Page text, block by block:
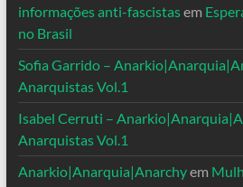
informações anti-fascistasem
no Brasil
Sofia Garrido –
Anarquistas Vol.1
Isabel Cerruti –
Anarquistas Vol.1
Anarkio|Anarquia|Anarchyem